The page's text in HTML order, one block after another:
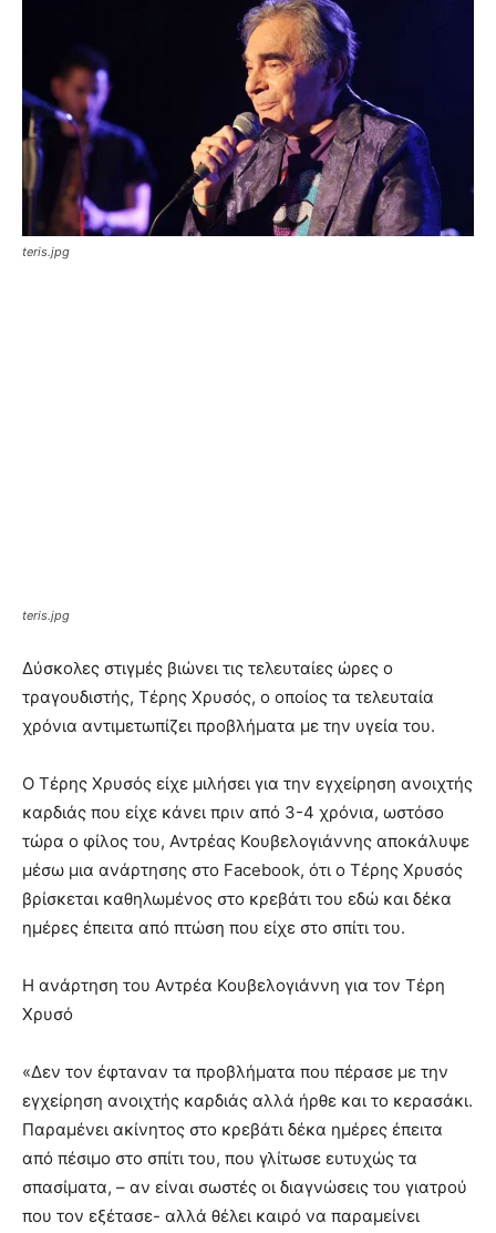
teris.jpg
teris.jpg
Δύσκολες στιγμές βιώνει τις τελευταίες ώρες ο
τραγουδιστής, Τέρης Χρυσός, ο οποίος τα τελευταία
χρόνια αντιμετωπίζει προβλήματα με την υγεία του.
Ο Τέρης Χρυσός είχε μιλήσει για την εγχείρηση ανοιχτής
καρδιάς που είχε κάνει πριν από 3-4 χρόνια, ωστόσο
τώρα ο φίλος του, Αντρέας Κουβελογιάννης αποκάλυψε
μέσω μια ανάρτησης στο Facebook, ότι ο Τέρης Χρυσός
βρίσκεται καθηλωμένος στο κρεβάτι του εδώ και δέκα
ημέρες έπειτα από πτώση που είχε στο σπίτι του.
Η ανάρτηση του Αντρέα Κουβελογιάννη για τον Τέρη
Χρυσό
«Δεν τον έφταναν τα προβλήματα που πέρασε με την
εγχείρηση ανοιχτής καρδιάς αλλά ήρθε και το κερασάκι.
Παραμένει ακίνητος στο κρεβάτι δέκα ημέρες έπειτα
από πέσιμο στο σπίτι του, που γλίτωσε ευτυχώς τα
σπασίματα, – αν είναι σωστές οι διαγνώσεις του γιατρού
που τον εξέτασε- αλλά θέλει καιρό να παραμείνει